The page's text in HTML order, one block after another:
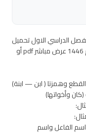
الدراسي الاول تحميل
تليخص مراجعة لغتي سادس ابتدائي ف1 للعام 1446 عرض مباشر pdf أو
وهمزتا ( ابن — ابنة)
وأخواتها)
الفاعل واسم